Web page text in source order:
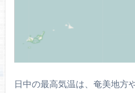
日中の最高気温は、奄美地方